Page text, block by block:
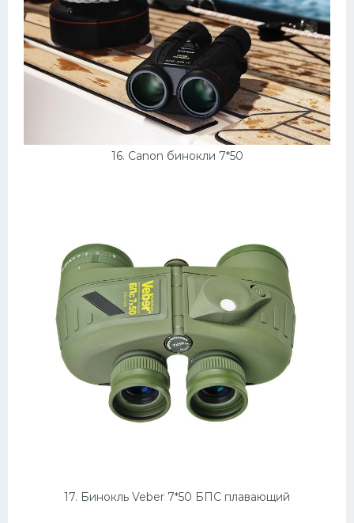
16. Canon бинокли 7*50
17. Бинокль Veber 7*50 БПС плавающий